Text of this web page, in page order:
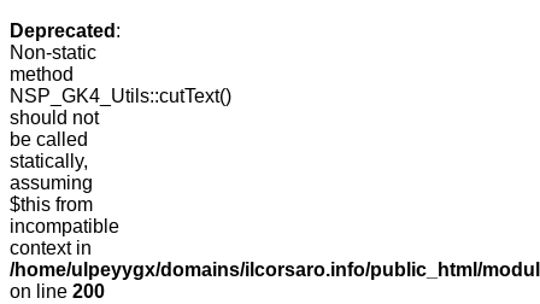
Deprecated :
Non-static
method
NSP_GK4_Utils::cutText()
should not
be called
statically,
assuming
$this from
incompatible
context in
/home/ulpeyygx/domains/ilcorsaro.info/public_html/
on line 200